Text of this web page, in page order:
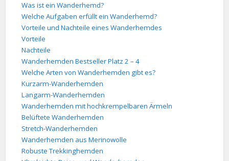
Was ist ein Wanderhemd?
Welche Aufgaben erfüllt ein Wanderhemd?
Vorteile und Nachteile eines Wanderhemdes
Vorteile
Nachteile
Wanderhemden Bestseller Platz 2 – 4
Welche Arten von Wanderhemden gibt es?
Kurzarm-Wanderhemden
Langarm-Wanderhemden
Wanderhemden mit hochkrempelbaren Ärmeln
Belüftete Wanderhemden
Stretch-Wanderhemden
Wanderhemden aus Merinowolle
Robuste Trekkinghemden